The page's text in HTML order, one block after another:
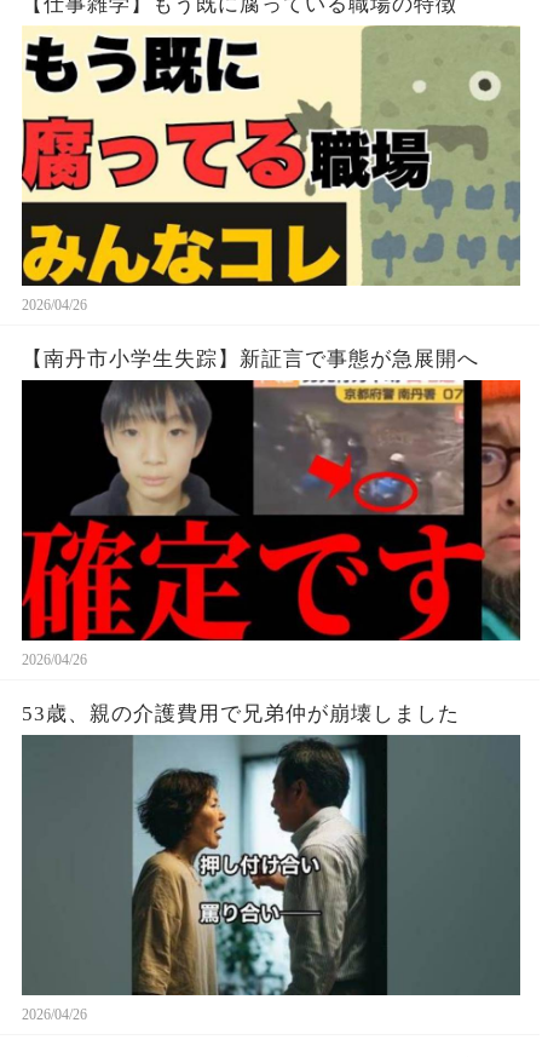
2026/04/26
【南丹市小学生失踪】新証言で事態が急展開へ
2026/04/26
53歳、親の介護費用で兄弟仲が崩壊しました
2026/04/26